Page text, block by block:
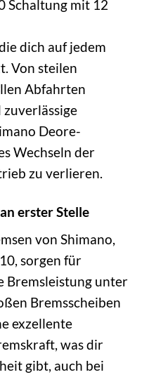
Schaltung mit 12
dich auf jedem
Von steilen
Abfahrten
Deore-
Wechseln der
zu verlieren.
erster Stelle
von Shimano,
sorgen für
Bremsleistung unter
Bremsscheiben
exzellente
was dir
gibt, auch bei